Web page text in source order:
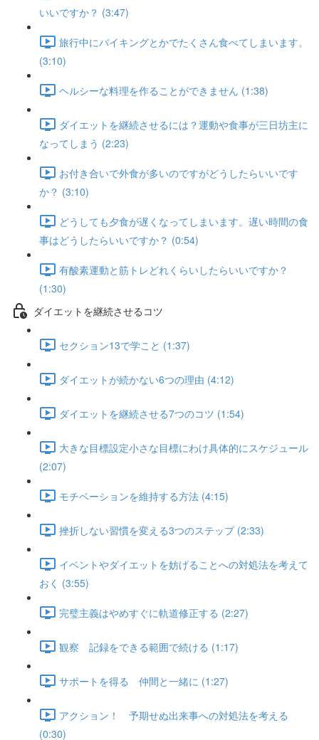
いいですか？ (3:47)
旅行中にバイキングとかでたくさん食べてしまいます。
(3:10)
ヘルシーな料理を作ることができません (1:38)
ダイエットを継続させるには？運動や食事が三日坊主に
なってしまう (2:23)
お付き合いで外食が多いのですがどうしたらいいです
か？ (3:10)
どうしても夕食が遅くなってしまいます。遅い時間の食
事はどうしたらいいですか？ (0:54)
有酸素運動と筋トレどれくらいしたらいいですか？
(1:30)
ダイエットを継続させるコツ
セクション13で学こと (1:37)
ダイエットが続かない6つの理由 (4:12)
ダイエットを継続させる7つのコツ (1:54)
大きな目標設定小さな目標にわけ具体的にスケジュール
(2:07)
モチベーションを維持する方法 (4:15)
挫折しない習慣を変える3つのステップ (2:33)
イベントやダイエットを妨げることへの対処法を考えて
おく (3:55)
完璧主義はやめすぐに軌道修正する (2:27)
観察 記録をできる範囲で続ける (1:17)
サポートを得る 仲間と一緒に (1:27)
アクション！ 予期せぬ出来事への対処法を考える
(0:30)